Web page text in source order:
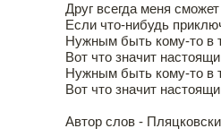
Друг всегда меня
Если что-нибудь
Нужным быть кому-то в
Вот что значит
Нужным быть кому-то в
Вот что значит
Автор слов -